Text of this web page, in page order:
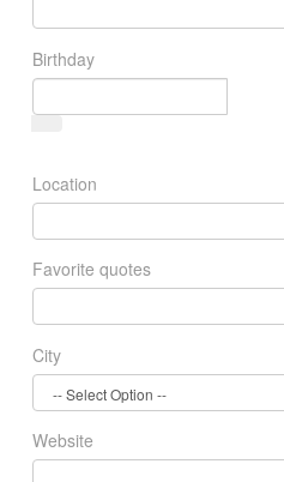
Birthday
Location
Favorite quotes
City
Website